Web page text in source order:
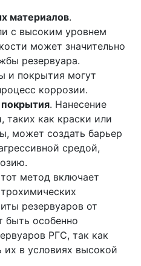
материалов.
с высоким уровнем
может значительно
резервуара.
и покрытия могут
коррозии.
. Нанесение
таких как краски или
может создать барьер
средой,
метод включает
резервуаров от
быть особенно
РГС, так как
их в условиях высокой